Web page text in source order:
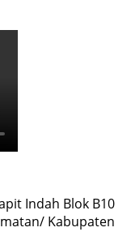
Indah Blok B10
Kabupaten